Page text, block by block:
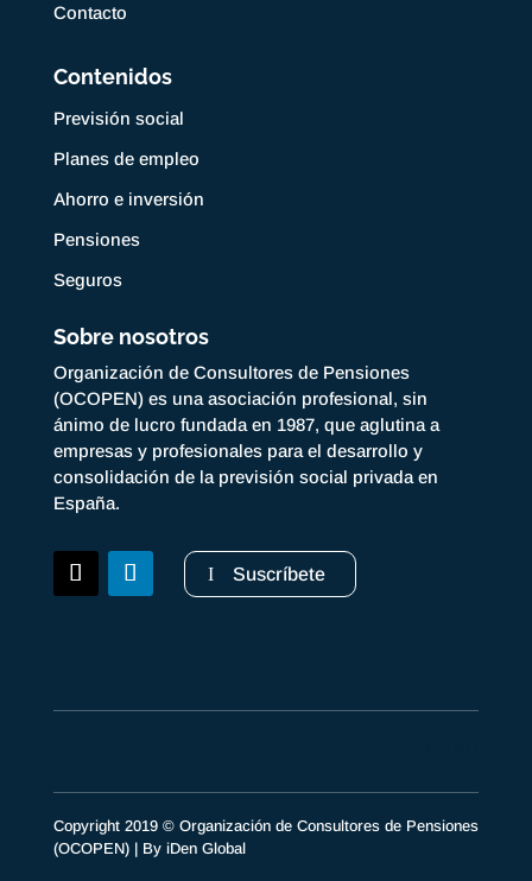
Contacto
Contenidos
Previsión social
Planes de empleo
Ahorro e inversión
Pensiones
Seguros
Sobre nosotros
Organización de Consultores de Pensiones
(OCOPEN) es una asociación profesional, sin
ánimo de lucro fundada en 1987, que aglutina a
empresas y profesionales para el desarrollo y
consolidación de la previsión social privada en
España.
Suscríbete
Copyright 2019 © Organización de Consultores de Pensiones
(OCOPEN) | By iDen Global